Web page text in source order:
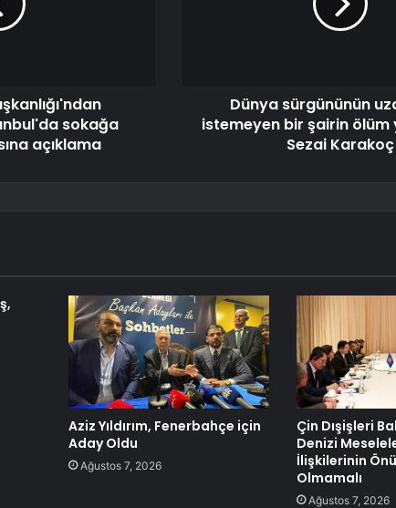
sokağa
açıklama
Dünya sürgününün
istemeyen bir şairin ölüm
Sezai Karakoç
Aziz Yıldırım, Fenerbahçe için
Aday Oldu
Ağustos 7, 2026
Çin Dışişleri
Denizi
İlişkilerinin
Olmamalı
Ağustos 7, 2026